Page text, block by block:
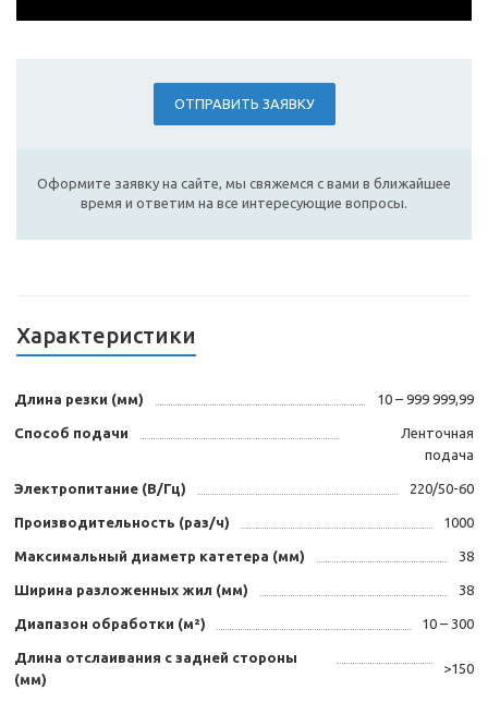
ОТПРАВИТЬ ЗАЯВКУ
Оформите заявку на сайте, мы свяжемся с вами в ближайшее
время и ответим на все интересующие вопросы.
Характеристики
Длина резки (мм) 10 – 999 999,99
Способ подачи
Ленточная
подача
Электропитание (В/Гц) 220/50-60
Производительность (раз/ч) 1000
Максимальный диаметр катетера (мм) 38
Ширина разложенных жил (мм) 38
Диапазон обработки (м²) 10 – 300
Длина отслаивания с задней стороны
(мм)
>150